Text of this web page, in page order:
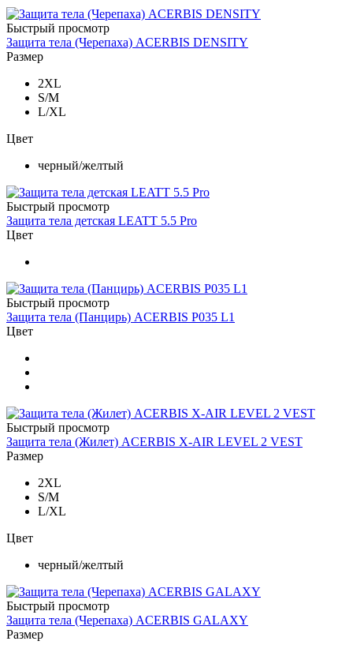
Быстрый просмотр
Защита тела (Черепаха) ACERBIS DENSITY
Размер
2XL
S/M
L/XL
Цвет
черный/желтый
Быстрый просмотр
Защита тела детская LEATT 5.5 Pro
Цвет
Быстрый просмотр
Защита тела (Панцирь) ACERBIS P035 L1
Цвет
Быстрый просмотр
Защита тела (Жилет) ACERBIS X-AIR LEVEL 2 VEST
Размер
2XL
S/M
L/XL
Цвет
черный/желтый
Быстрый просмотр
Защита тела (Черепаха) ACERBIS GALAXY
Размер